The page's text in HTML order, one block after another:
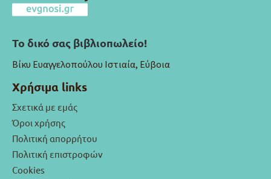
Το δικό σας βιβλιοπωλείο!
Βίκυ Ευαγγελοπούλου Ιστιαία, Εύβοια
Χρήσιμα links
Σχετικά με εμάς
Όροι χρήσης
Πολιτική απορρήτου
Πολιτική επιστροφών
Cookies